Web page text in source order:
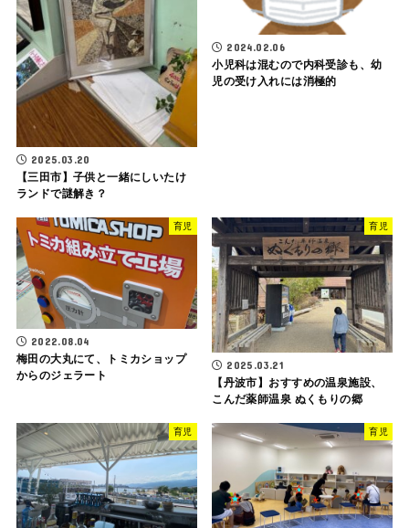
2025.03.20
【三田市】子供と一緒にしいたけ
ランドで謎解き？
2024.02.06
小児科は混むので内科受診も、幼
児の受け入れには消極的
育児
2022.08.04
梅田の大丸にて、トミカショップ
からのジェラート
育児
2025.03.21
【丹波市】おすすめの温泉施設、
こんだ薬師温泉 ぬくもりの郷
育児 育児